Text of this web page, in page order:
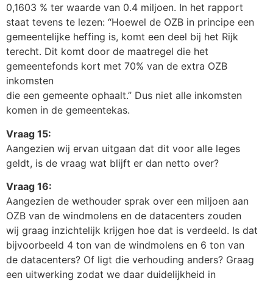
0,1603 % ter waarde van 0.4 miljoen. In het rapport
staat tevens te lezen: “Hoewel de OZB in principe een
gemeentelijke heffing is, komt een deel bij het Rijk
terecht. Dit komt door de maatregel die het
gemeentefonds kort met 70% van de extra OZB
inkomsten
die een gemeente ophaalt.” Dus niet alle inkomsten
komen in de gemeentekas.
Vraag 15:
Aangezien wij ervan uitgaan dat dit voor alle leges
geldt, is de vraag wat blijft er dan netto over?
Vraag 16:
Aangezien de wethouder sprak over een miljoen aan
OZB van de windmolens en de datacenters zouden
wij graag inzichtelijk krijgen hoe dat is verdeeld. Is dat
bijvoorbeeld 4 ton van de windmolens en 6 ton van
de datacenters? Of ligt die verhouding anders? Graag
een uitwerking zodat we daar duidelijkheid in